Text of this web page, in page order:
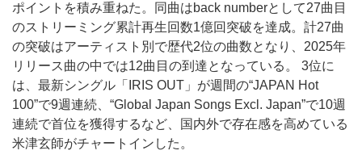
ポイントを積み重ねた。同曲はback numberとして27曲目
のストリーミング累計再生回数1億回突破を達成。計27曲
の突破はアーティスト別で歴代2位の曲数となり、2025年
リリース曲の中では12曲目の到達となっている。 3位に
は、最新シングル「IRIS OUT」が週間の“JAPAN Hot
100”で9週連続、“Global Japan Songs Excl. Japan”で10週
連続で首位を獲得するなど、国内外で存在感を高めている
米津玄師がチャートインした。